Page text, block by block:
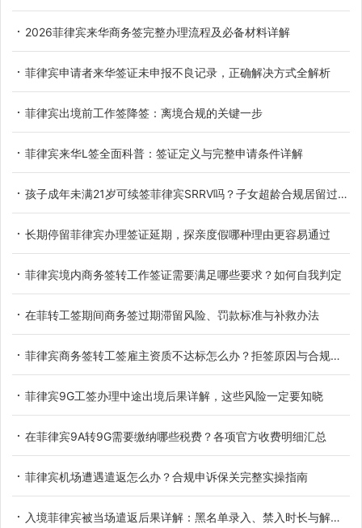
2026菲律宾来华商务签完整办理流程及必备材料详解
菲律宾申请者来华签证未申报不良记录，正确解决方式全解析
菲律宾出境前工作签降签：离境合规的关键一步
菲律宾来华L签全面科普：签证定义与完整申请条件详解
孩子成年未满21岁可续签菲律宾SRRV吗？子女超龄合规居留过渡办法详解
长期停留菲律宾办理签证延期，探亲度假哪种理由更容易通过
菲律宾境内商务签转工作签证需要满足哪些要求？如何自我判定
在菲转工签期间商务签过期滞留风险、罚款标准与补救办法
菲律宾商务签转工签雇主资质不达标怎么办？拒签原因与合规解决办法
菲律宾9G工签办理中途出境后果详解，这些风险一定要知晓
在菲律宾9A转9G需要缴纳哪些税费？各项官方收费明细汇总
菲律宾机场遭遇遣返怎么办？合规申诉保关完整实操指南
入境菲律宾被当场遣返后果详解：黑名单录入、禁入时长与解除办法